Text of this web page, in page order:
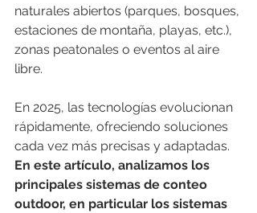
naturales abiertos (parques, bosques,
estaciones de montaña, playas, etc.),
zonas peatonales o eventos al aire
libre.
En 2025, las tecnologías evolucionan
rápidamente, ofreciendo soluciones
cada vez más precisas y adaptadas.
En este artículo, analizamos los
principales sistemas de conteo
outdoor, en particular los sistemas